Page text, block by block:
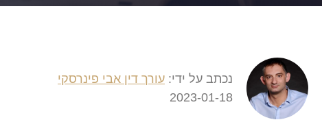
נכתב על ידי: עורך דין אבי פינרסקי
2023-01-18